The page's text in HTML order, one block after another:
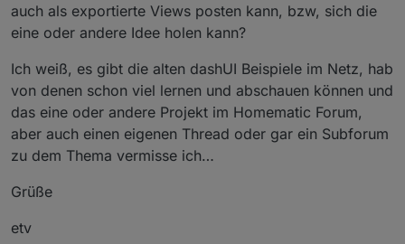
auch als exportierte Views posten kann, bzw, sich die
eine oder andere Idee holen kann?
Ich weiß, es gibt die alten dashUI Beispiele im Netz, hab
von denen schon viel lernen und abschauen können und
das eine oder andere Projekt im Homematic Forum,
aber auch einen eigenen Thread oder gar ein Subforum
zu dem Thema vermisse ich…
Grüße
etv